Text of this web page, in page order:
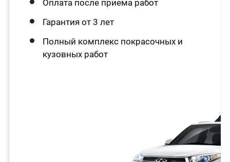
Оплата после приема работ
Гарантия от 3 лет
Полный комплекс покрасочных и
кузовных работ